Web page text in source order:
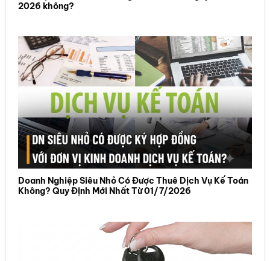
2026 không?
Doanh Nghiệp Siêu Nhỏ Có Được Thuê Dịch Vụ Kế Toán
Không? Quy Định Mới Nhất Từ 01/7/2026